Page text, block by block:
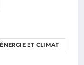
ÉNERGIE ET CLIMAT